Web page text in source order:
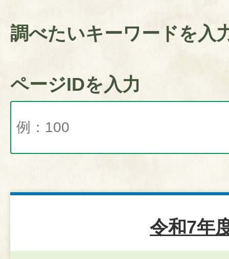
調べたいキーワードを入
ページIDを入力
令和7年